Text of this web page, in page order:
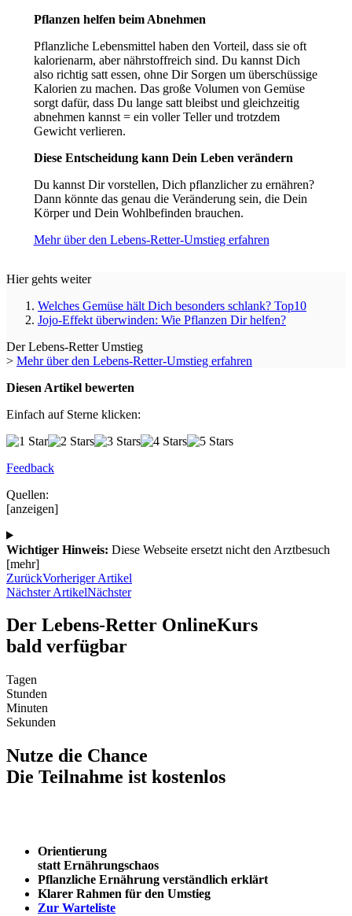
Pflanzen helfen beim Abnehmen
Pflanzliche Lebensmittel haben den Vorteil, dass sie oft
kalorienarm, aber nährstoffreich sind. Du kannst Dich
also richtig satt essen, ohne Dir Sorgen um überschüssige
Kalorien zu machen. Das große Volumen von Gemüse
sorgt dafür, dass Du lange satt bleibst und gleichzeitig
abnehmen kannst = ein voller Teller und trotzdem
Gewicht verlieren.
Diese Entscheidung kann Dein Leben verändern
Du kannst Dir vorstellen, Dich pflanzlicher zu ernähren?
Dann könnte das genau die Veränderung sein, die Dein
Körper und Dein Wohlbefinden brauchen.
Mehr über den Lebens-Retter-Umstieg erfahren
Hier gehts weiter
Welches Gemüse hält Dich besonders schlank? Top10
Jojo-Effekt überwinden: Wie Pflanzen Dir helfen?
Der Lebens-Retter Umstieg
> Mehr über den Lebens-Retter-Umstieg erfahren
Diesen Artikel bewerten
Einfach auf Sterne klicken:
Feedback
Quellen:
[anzeigen]
Wichtiger Hinweis: Diese Webseite ersetzt nicht den Arztbesuch
[mehr]
ZurückVorheriger Artikel
Nächster ArtikelNächster
Der Lebens-Retter OnlineKurs
bald verfügbar
Tagen
Stunden
Minuten
Sekunden
Nutze die Chance
Die Teilnahme ist kostenlos
Orientierung
statt Ernährungschaos
Pflanzliche Ernährung verständlich erklärt
Klarer Rahmen für den Umstieg
Zur Warteliste